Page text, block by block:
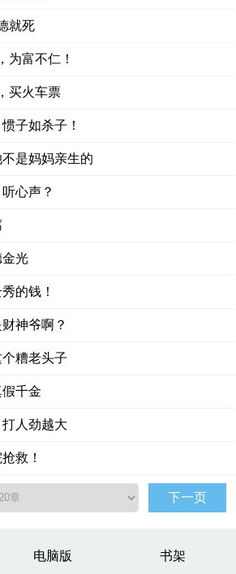
就死
为富不仁！
买火车票
子如杀子！
是妈妈亲生的
心声？
金光
的钱！
神爷啊？
糟老头子
千金
人劲越大
救！
下一页
电脑版 书架